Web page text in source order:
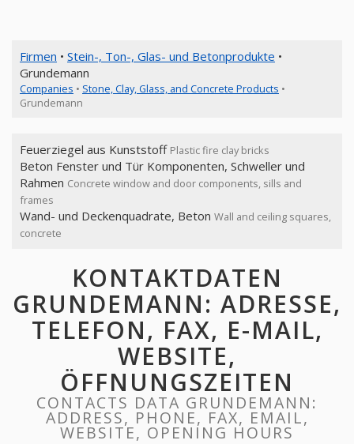
Firmen • Stein-, Ton-, Glas- und Betonprodukte •
Grundemann
Companies • Stone, Clay, Glass, and Concrete Products •
Grundemann
Feuerziegel aus Kunststoff Plastic fire clay bricks
Beton Fenster und Tür Komponenten, Schweller und
Rahmen Concrete window and door components, sills and
frames
Wand- und Deckenquadrate, Beton Wall and ceiling squares,
concrete
KONTAKTDATEN
GRUNDEMANN: ADRESSE,
TELEFON, FAX, E-MAIL,
WEBSITE,
ÖFFNUNGSZEITEN
CONTACTS DATA GRUNDEMANN:
ADDRESS, PHONE, FAX, EMAIL,
WEBSITE, OPENING HOURS